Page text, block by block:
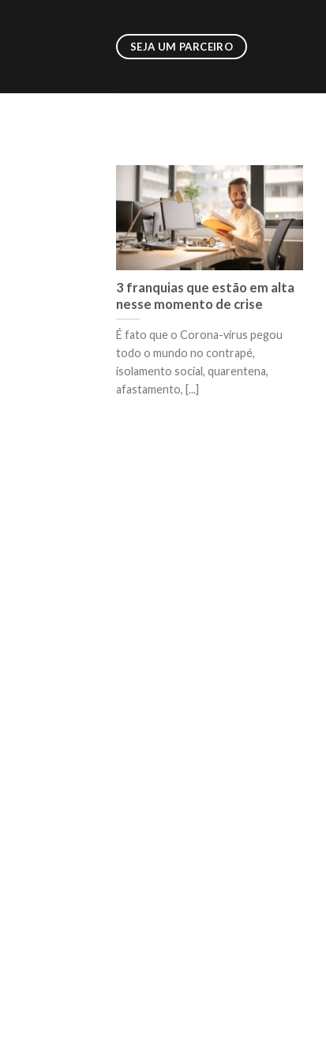
SEJA UM PARCEIRO
3 franquias que estão em alta
nesse momento de crise
É fato que o Corona-vírus pegou
todo o mundo no contrapé,
isolamento social, quarentena,
afastamento, [...]